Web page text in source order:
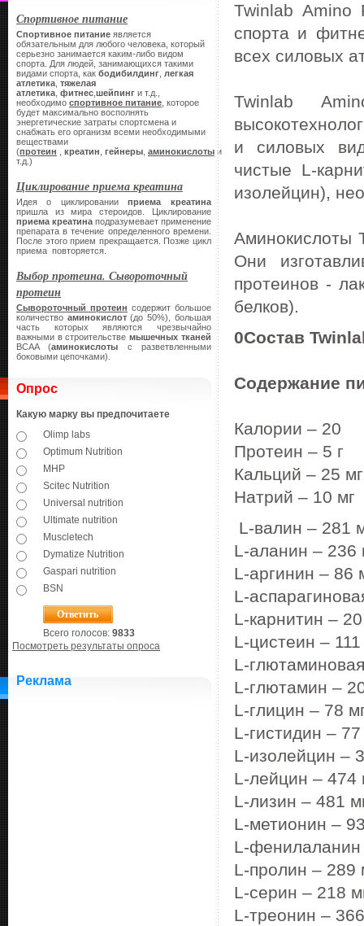
Спортивное питание
Спортивное питание является
обязательным для любого человека, который
серьезно занимается каким-либо видом
спорта. Для людей, занимающихся такими
видами спорта, как бодибилдинг легкая
атлетика тяжелая
атлетика фитнес шейпинг и т.д.,
необходимо спортивное питание , которое
будет максимально восполнять
энергетические затраты спортсмена и
снабжать его организм всеми необходимыми
веществами
(протеин креатин гейнеры аминокислоты и
т.д.)
Циклирование приема креатина
Идея о циклированииприема креатина
пришла из мира стероидов. Циклирование
приема креатина подразумевает применение
препарата в течение определенного времени.
После этого прием прекращается. Позже цикл
приема повторяется.
Выбор протеина. Сывороточный
протеин
Сывороточный протеин содержит большое
количество аминокислот(до 50%), большая
часть которых являются чрезвычайно
важными в строительствемышечных тканей
BCAA (аминокислоты с разветвленными
боковыми цепочками).
Опрос
Какую марку вы предпочитаете
Olimp labs
Optimum Nutrition
MHP
Scitec Nutrition
Universal nutrition
Ultimate nutrition
Muscletech
Dymatize Nutrition
Gaspari nutrition
BSN
Всего голосов: 9833
Посмотреть результаты опроса
Реклама
Twinlab Amino
спорта и
всех силовых
Twinlab
и силовых
чистые L-
изолейцин),
Аминокислоты
Они
протеинов -
белков).
0Состав
Содержание
Калории – 20
Протеин – 5 г
Кальций – 25 мг
Натрий – 10 мг
L-валин – 281
L-аланин – 236
L-аргинин – 86
L-
L-карнитин –
L-цистеин –
L-глютаминовая
L-глютамин –
L-глицин – 78
L-гистидин –
L-изолейцин –
L-лейцин – 474
L-лизин – 481
L-метионин –
L-фенилаланин
L-пролин – 289
L-серин – 218
L-треонин –